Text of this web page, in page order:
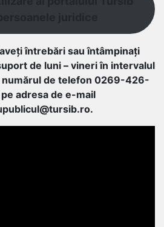
întrebări sau întâmpinați
de luni – vineri în intervalul
numărul de telefon 0269-426-
adresa de e-mail